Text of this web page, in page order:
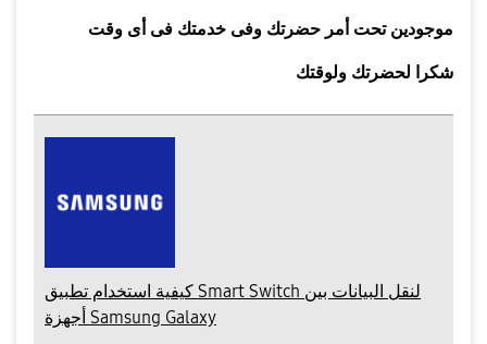
موجودين تحت أمر حضرتك وفى خدمتك فى أى وقت
شكرا لحضرتك ولوقتك
كيفية استخدام تطبيق Smart Switch لنقل البيانات بين
أجهزة Samsung Galaxy